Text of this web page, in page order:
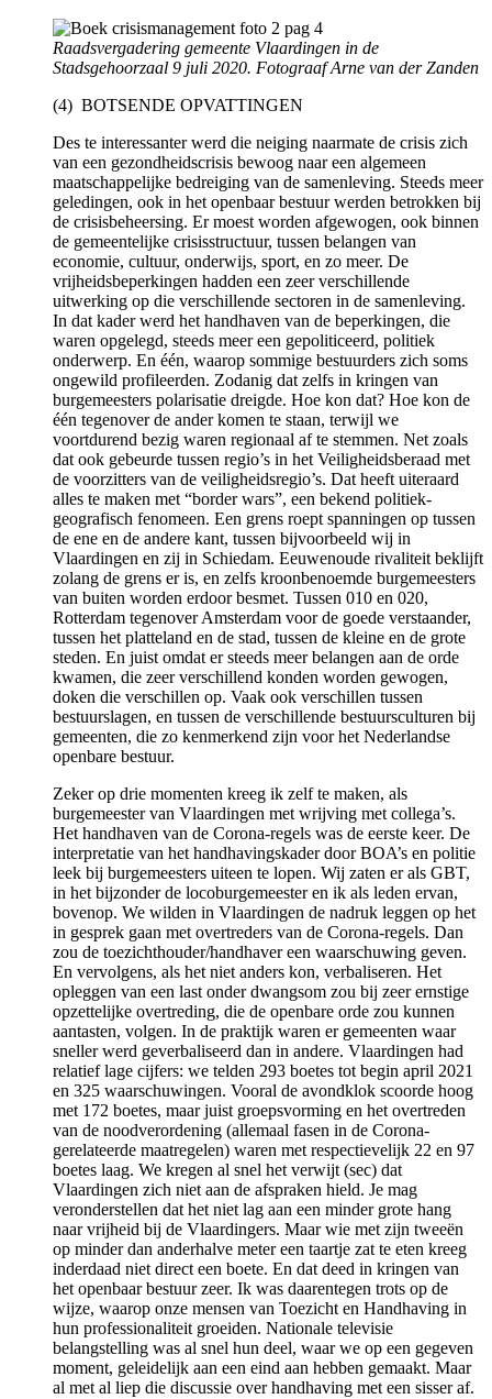
Raadsvergadering gemeente Vlaardingen in de
Stadsgehoorzaal 9 juli 2020. Fotograaf Arne van der Zanden
(4) BOTSENDE OPVATTINGEN
Des te interessanter werd die neiging naarmate de crisis zich
van een gezondheidscrisis bewoog naar een algemeen
maatschappelijke bedreiging van de samenleving. Steeds meer
geledingen, ook in het openbaar bestuur werden betrokken bij
de crisisbeheersing. Er moest worden afgewogen, ook binnen
de gemeentelijke crisisstructuur, tussen belangen van
economie, cultuur, onderwijs, sport, en zo meer. De
vrijheidsbeperkingen hadden een zeer verschillende
uitwerking op die verschillende sectoren in de samenleving.
In dat kader werd het handhaven van de beperkingen, die
waren opgelegd, steeds meer een gepoliticeerd, politiek
onderwerp. En één, waarop sommige bestuurders zich soms
ongewild profileerden. Zodanig dat zelfs in kringen van
burgemeesters polarisatie dreigde. Hoe kon dat? Hoe kon de
één tegenover de ander komen te staan, terwijl we
voortdurend bezig waren regionaal af te stemmen. Net zoals
dat ook gebeurde tussen regio’s in het Veiligheidsberaad met
de voorzitters van de veiligheidsregio’s. Dat heeft uiteraard
alles te maken met “border wars”, een bekend politiek-
geografisch fenomeen. Een grens roept spanningen op tussen
de ene en de andere kant, tussen bijvoorbeeld wij in
Vlaardingen en zij in Schiedam. Eeuwenoude rivaliteit beklijft
zolang de grens er is, en zelfs kroonbenoemde burgemeesters
van buiten worden erdoor besmet. Tussen 010 en 020,
Rotterdam tegenover Amsterdam voor de goede verstaander,
tussen het platteland en de stad, tussen de kleine en de grote
steden. En juist omdat er steeds meer belangen aan de orde
kwamen, die zeer verschillend konden worden gewogen,
doken die verschillen op. Vaak ook verschillen tussen
bestuurslagen, en tussen de verschillende bestuursculturen bij
gemeenten, die zo kenmerkend zijn voor het Nederlandse
openbare bestuur.
Zeker op drie momenten kreeg ik zelf te maken, als
burgemeester van Vlaardingen met wrijving met collega’s.
Het handhaven van de Corona-regels was de eerste keer. De
interpretatie van het handhavingskader door BOA’s en politie
leek bij burgemeesters uiteen te lopen. Wij zaten er als GBT,
in het bijzonder de locoburgemeester en ik als leden ervan,
bovenop. We wilden in Vlaardingen de nadruk leggen op het
in gesprek gaan met overtreders van de Corona-regels. Dan
zou de toezichthouder/handhaver een waarschuwing geven.
En vervolgens, als het niet anders kon, verbaliseren. Het
opleggen van een last onder dwangsom zou bij zeer ernstige
opzettelijke overtreding, die de openbare orde zou kunnen
aantasten, volgen. In de praktijk waren er gemeenten waar
sneller werd geverbaliseerd dan in andere. Vlaardingen had
relatief lage cijfers: we telden 293 boetes tot begin april 2021
en 325 waarschuwingen. Vooral de avondklok scoorde hoog
met 172 boetes, maar juist groepsvorming en het overtreden
van de noodverordening (allemaal fasen in de Corona-
gerelateerde maatregelen) waren met respectievelijk 22 en 97
boetes laag. We kregen al snel het verwijt (sec) dat
Vlaardingen zich niet aan de afspraken hield. Je mag
veronderstellen dat het niet lag aan een minder grote hang
naar vrijheid bij de Vlaardingers. Maar wie met zijn tweeën
op minder dan anderhalve meter een taartje zat te eten kreeg
inderdaad niet direct een boete. En dat deed in kringen van
het openbaar bestuur zeer. Ik was daarentegen trots op de
wijze, waarop onze mensen van Toezicht en Handhaving in
hun professionaliteit groeiden. Nationale televisie
belangstelling was al snel hun deel, waar we op een gegeven
moment, geleidelijk aan een eind aan hebben gemaakt. Maar
al met al liep die discussie over handhaving met een sisser af.